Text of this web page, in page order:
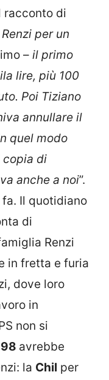
racconto di
per un
– il primo
lire, più 100
Poi Tiziano
annullare il
quel modo
copia di
anche a noi”.
fa. Il quotidiano
di
Renzi
in fretta e furia
dove loro
in
non si
avrebbe
la Chil per